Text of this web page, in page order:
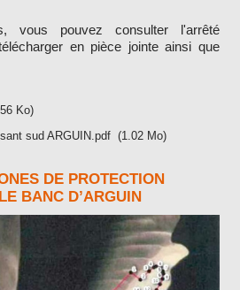
vous pouvez consulter l'arrêté
en pièce jointe ainsi que
Ko)
sud ARGUIN.pdf (1.02 Mo)
DE PROTECTION
BANC D’ARGUIN